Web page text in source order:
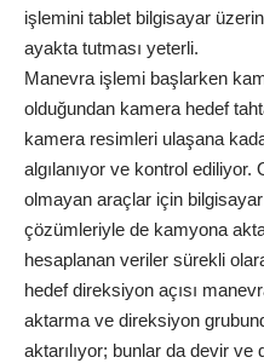
işlemini tablet bilgisayar
ayakta tutması yeterli.
Manevra işlemi başlarken
olduğundan kamera hedef
kamera resimleri ulaşana
algılanıyor ve kontrol
olmayan araçlar için
çözümleriyle de kamyona
hesaplanan veriler sürekli
hedef direksiyon açısı
aktarma ve direksiyon
aktarılıyor; bunlar da devir ve